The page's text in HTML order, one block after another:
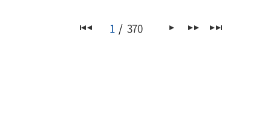
관련 분야의 학술 교류와 공동 연구를 확대하는 계기가 됐다.
이를 무선 헬스케어 모니터링 시스템에 성공적으로 적용했다고
1 370